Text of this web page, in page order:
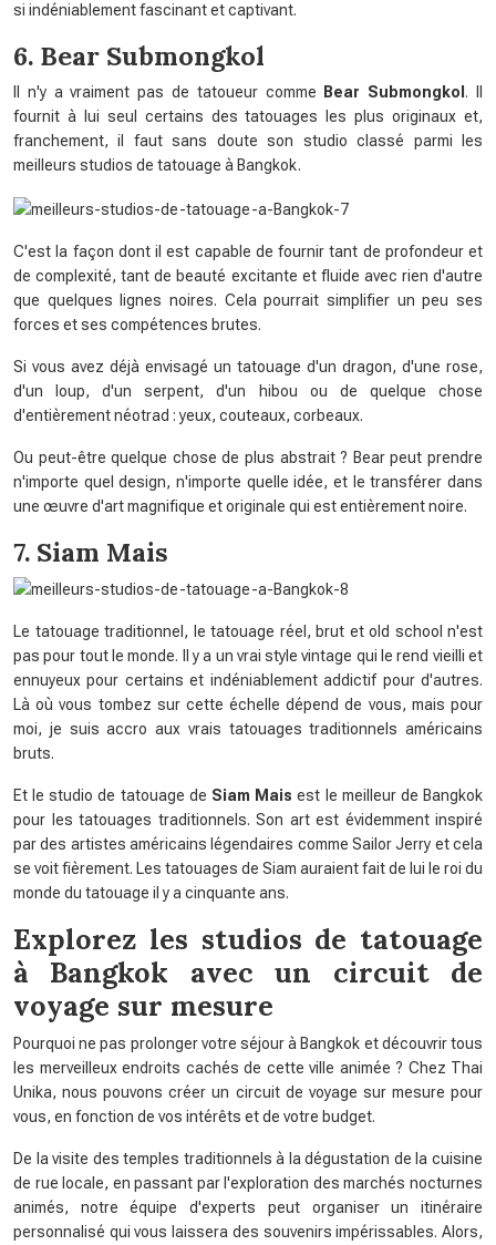
si indéniablement fascinant et captivant.
6. Bear Submongkol
Il n'y a vraiment pas de tatoueur comme Bear Submongkol. Il
fournit à lui seul certains des tatouages ​​​​les plus originaux et,
franchement, il faut sans doute son studio classé parmi les
meilleurs studios de tatouage à Bangkok.
C'est la façon dont il est capable de fournir tant de profondeur et
de complexité, tant de beauté excitante et fluide avec rien d'autre
que quelques lignes noires. Cela pourrait simplifier un peu ses
forces et ses compétences brutes.
Si vous avez déjà envisagé un tatouage d'un dragon, d'une rose,
d'un loup, d'un serpent, d'un hibou ou de quelque chose
d'entièrement néotrad : yeux, couteaux, corbeaux.
Ou peut-être quelque chose de plus abstrait ? Bear peut prendre
n'importe quel design, n'importe quelle idée, et le transférer dans
une œuvre d'art magnifique et originale qui est entièrement noire.
7. Siam Mais
Le tatouage traditionnel, le tatouage réel, brut et old school n'est
pas pour tout le monde. Il y a un vrai style vintage qui le rend vieilli et
ennuyeux pour certains et indéniablement addictif pour d'autres.
Là où vous tombez sur cette échelle dépend de vous, mais pour
moi, je suis accro aux vrais tatouages ​​traditionnels américains
bruts.
Et le studio de tatouage de Siam Mais est le meilleur de Bangkok
pour les tatouages ​​traditionnels. Son art est évidemment inspiré
par des artistes américains légendaires comme Sailor Jerry et cela
se voit fièrement. Les tatouages ​​de Siam auraient fait de lui le roi du
monde du tatouage il y a cinquante ans.
Explorez les studios de tatouage
à Bangkok avec un circuit de
voyage sur mesure
Pourquoi ne pas prolonger votre séjour à Bangkok et découvrir tous
les merveilleux endroits cachés de cette ville animée ? Chez Thai
Unika, nous pouvons créer un circuit de voyage sur mesure pour
vous, en fonction de vos intérêts et de votre budget.
De la visite des temples traditionnels à la dégustation de la cuisine
de rue locale, en passant par l'exploration des marchés nocturnes
animés, notre équipe d'experts peut organiser un itinéraire
personnalisé qui vous laissera des souvenirs impérissables. Alors,